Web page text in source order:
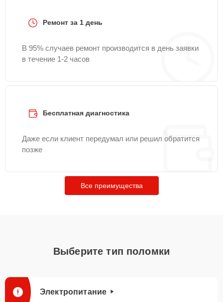
Ремонт за 1 день
В 95% случаев ремонт производится в день заявки
в течение 1-2 часов
Бесплатная диагностика
Даже если клиент передумал или решил обратится
позже
Все преимущества
Выберите тип поломки
Электропитание